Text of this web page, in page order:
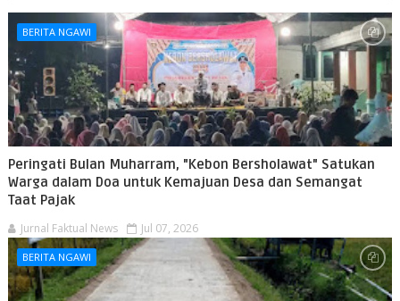
BERITA NGAWI
Peringati Bulan Muharram, "Kebon Bersholawat" Satukan
Warga dalam Doa untuk Kemajuan Desa dan Semangat
Taat Pajak
Jurnal Faktual News Jul 07, 2026
BERITA NGAWI